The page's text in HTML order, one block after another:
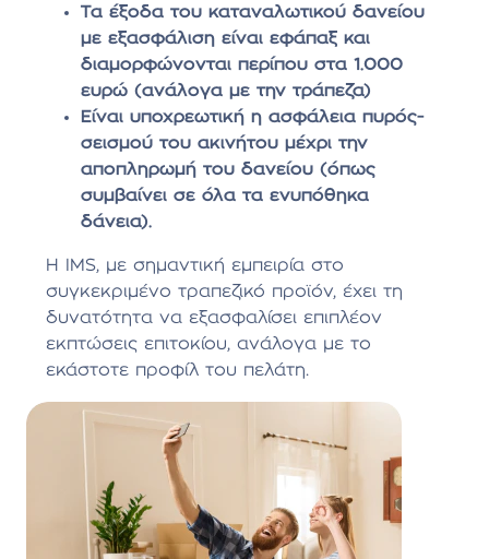
Τα έξοδα του καταναλωτικού δανείου
με εξασφάλιση είναι εφάπαξ και
διαμορφώνονται περίπου στα 1.000
ευρώ (ανάλογα με την τράπεζα)
Είναι υποχρεωτική η ασφάλεια πυρός-
σεισμού του ακινήτου μέχρι την
αποπληρωμή του δανείου (όπως
συμβαίνει σε όλα τα ενυπόθηκα
δάνεια).
Η IMS, με σημαντική εμπειρία στο
συγκεκριμένο τραπεζικό προϊόν, έχει τη
δυνατότητα να εξασφαλίσει επιπλέον
εκπτώσεις επιτοκίου, ανάλογα με το
εκάστοτε προφίλ του πελάτη.